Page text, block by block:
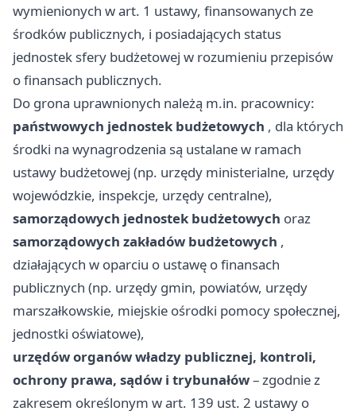
wymienionych w art. 1 ustawy, finansowanych ze
środków publicznych, i posiadających status
jednostek sfery budżetowej w rozumieniu przepisów
o finansach publicznych.
Do grona uprawnionych należą m.in. pracownicy:
państwowych jednostek budżetowych , dla których
środki na wynagrodzenia są ustalane w ramach
ustawy budżetowej (np. urzędy ministerialne, urzędy
wojewódzkie, inspekcje, urzędy centralne),
samorządowych jednostek budżetowych oraz
samorządowych zakładów budżetowych ,
działających w oparciu o ustawę o finansach
publicznych (np. urzędy gmin, powiatów, urzędy
marszałkowskie, miejskie ośrodki pomocy społecznej,
jednostki oświatowe),
urzędów organów władzy publicznej, kontroli,
ochrony prawa, sądów i trybunałów– zgodnie z
zakresem określonym w art. 139 ust. 2 ustawy o